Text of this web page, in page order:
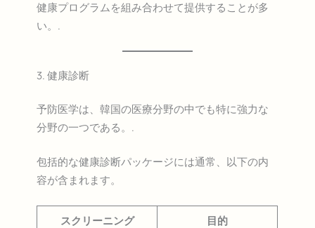
健康プログラムを組み合わせて提供することが多
い。.
3. 健康診断
予防医学は、韓国の医療分野の中でも特に強力な
分野の一つである。.
包括的な健康診断パッケージには通常、以下の内
容が含まれます。
スクリーニング 目的